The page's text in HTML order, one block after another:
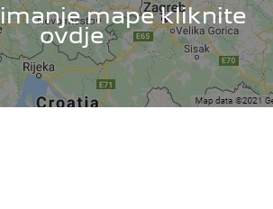
mape kliknite
ovdje